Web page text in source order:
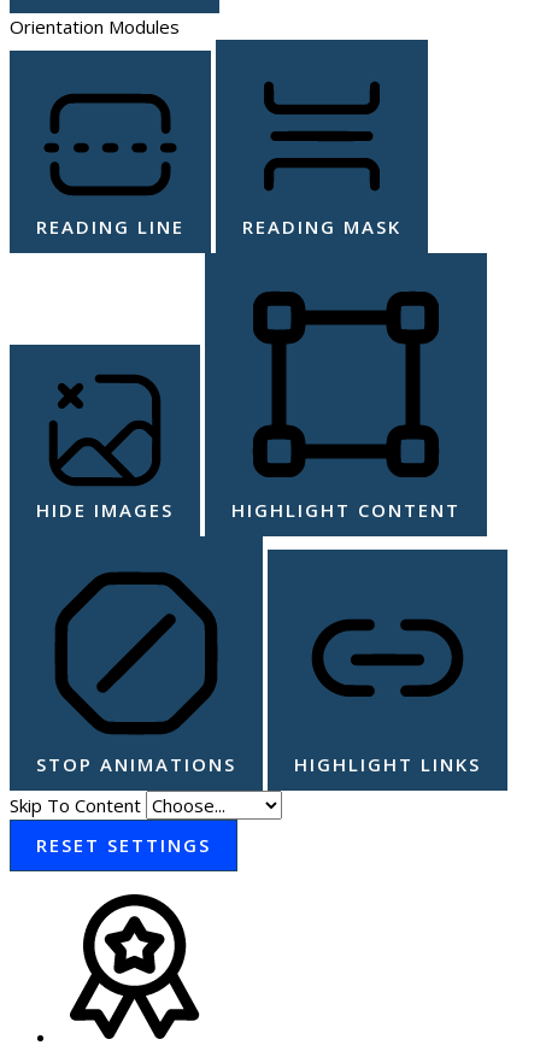
Orientation Modules
READING LINE READING MASK
HIDE IMAGES HIGHLIGHT CONTENT
STOP ANIMATIONS
HIGHLIGHT LINKS
Skip To Content
RESET SETTINGS